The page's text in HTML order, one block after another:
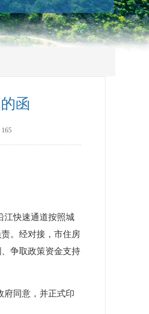
函
165
快速通道按照城
。经对接，市住房
争取政策资金支持
府同意，并正式印